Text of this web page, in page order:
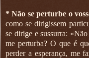
* Não se perturbe o
como se dirigissem
se dirige e sussurra:
me perturba? O que é
perder a esperança, me